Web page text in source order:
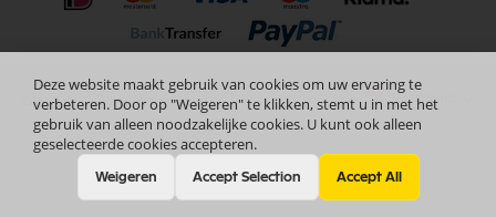
Deze website maakt gebruik van cookies om uw ervaring te
verbeteren. Door op "Weigeren" te klikken, stemt u in met het
gebruik van alleen noodzakelijke cookies. U kunt ook alleen
geselecteerde cookies accepteren.
Weigeren Accept Selection Accept All
Copyright © 2024 Selectra Hengelo Nederlands